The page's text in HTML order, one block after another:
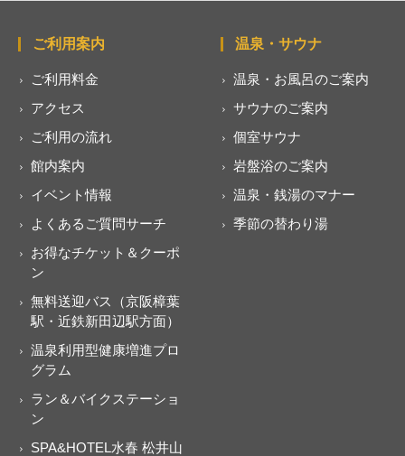
ご利用案内
ご利用料金
アクセス
ご利用の流れ
館内案内
イベント情報
よくあるご質問サーチ
お得なチケット＆クーポ
ン
無料送迎バス（京阪樟葉
駅・近鉄新田辺駅方面）
温泉利用型健康増進プロ
グラム
ラン＆バイクステーショ
ン
SPA&HOTEL水春 松井山
温泉・サウナ
温泉・お風呂のご案内
サウナのご案内
個室サウナ
岩盤浴のご案内
温泉・銭湯のマナー
季節の替わり湯